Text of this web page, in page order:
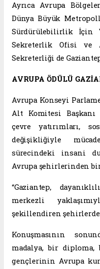
Ayrıca Avrupa
Dünya Büyük
Sürdürülebilirlik İçin
Sekreterlik Ofisi ve
Sekreterliği de
AVRUPA ÖDÜLÜ
Avrupa Konseyi
Alt Komitesi Başkanı
çevre yatırımları,
değişikliğiyle
sürecindeki insani
Avrupa şehirlerinden
“Gaziantep,
merkezli
şekillendiren
Konuşmasının
madalya, bir diploma,
gençlerinin Avrupa